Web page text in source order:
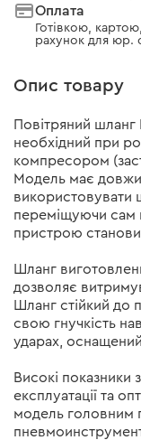
Оплата
Готівкою,
рахунок для юр.
Опис товару
Повітряний шланг
необхідний при
компресором
Модель має
використовувати
переміщуючи сам
пристрою
Шланг
дозволяє
Шланг стійкий до
свою гнучкість
ударах,
Високі показники
експлуатації та
модель головним